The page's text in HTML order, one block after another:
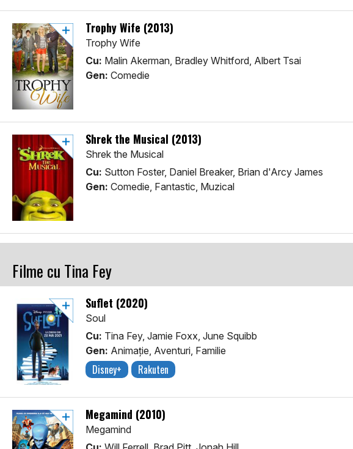
Trophy Wife (2013)
Trophy Wife
Cu: Malin Akerman, Bradley Whitford, Albert Tsai
Gen: Comedie
Shrek the Musical (2013)
Shrek the Musical
Cu: Sutton Foster, Daniel Breaker, Brian d'Arcy James
Gen: Comedie, Fantastic, Muzical
Filme cu Tina Fey
Suflet (2020)
Soul
Cu: Tina Fey, Jamie Foxx, June Squibb
Gen: Animaţie, Aventuri, Familie
Disney+ Rakuten
Megamind (2010)
Megamind